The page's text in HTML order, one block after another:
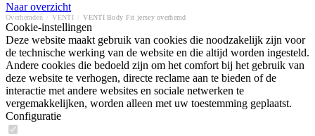
Naar overzicht
Overhemden VENTI VENTI Body Fit jersey overhemd
Cookie-instellingen
Deze website maakt gebruik van cookies die noodzakelijk zijn voor
de technische werking van de website en die altijd worden ingesteld.
Andere cookies die bedoeld zijn om het comfort bij het gebruik van
deze website te verhogen, directe reclame aan te bieden of de
interactie met andere websites en sociale netwerken te
vergemakkelijken, worden alleen met uw toestemming geplaatst.
Configuratie